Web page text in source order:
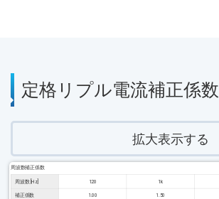
定格リプル電流補正係数
拡大表示する
周波数補正係数
周波数 [Hz] 120 1k
補正係数 1.00 1.50